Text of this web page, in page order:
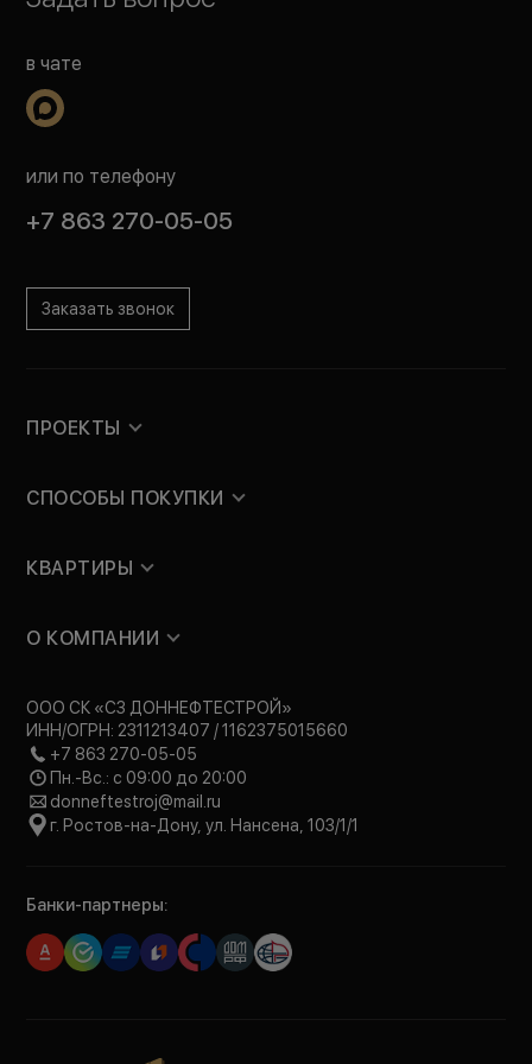
в чате
или по телефону
+7 863 270-05-05
Заказать звонок
ПРОЕКТЫ
СПОСОБЫ ПОКУПКИ
КВАРТИРЫ
О КОМПАНИИ
ООО СК «СЗ ДОННЕФТЕСТРОЙ»
ИНН/ОГРН: 2311213407 / 1162375015660
+7 863 270-05-05
Пн.-Вс.: с 09:00 до 20:00
donneftestroj@mail.ru
г. Ростов-на-Дону, ул. Нансена, 103/1/1
Банки-партнеры: